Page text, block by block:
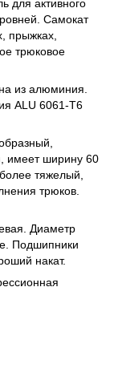
для активного
Самокат
прыжках,
трюковое
из алюминия.
ALU 6061-T6
имеет ширину 60
тяжелый,
трюков.
Диаметр
Подшипники
накат.